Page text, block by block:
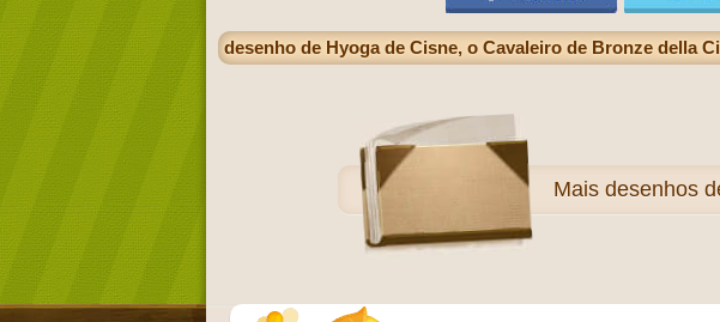
desenho de Hyoga de Cisne, o Cavaleiro de Bronze della
Mais desenhos